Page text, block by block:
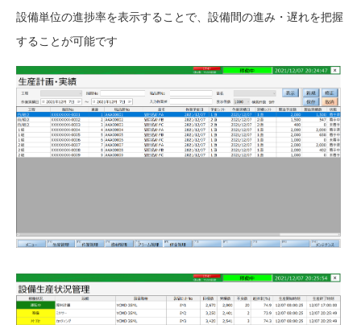
設備単位の進捗率を表示することで、設備間の進み・遅れを把握
することが可能です